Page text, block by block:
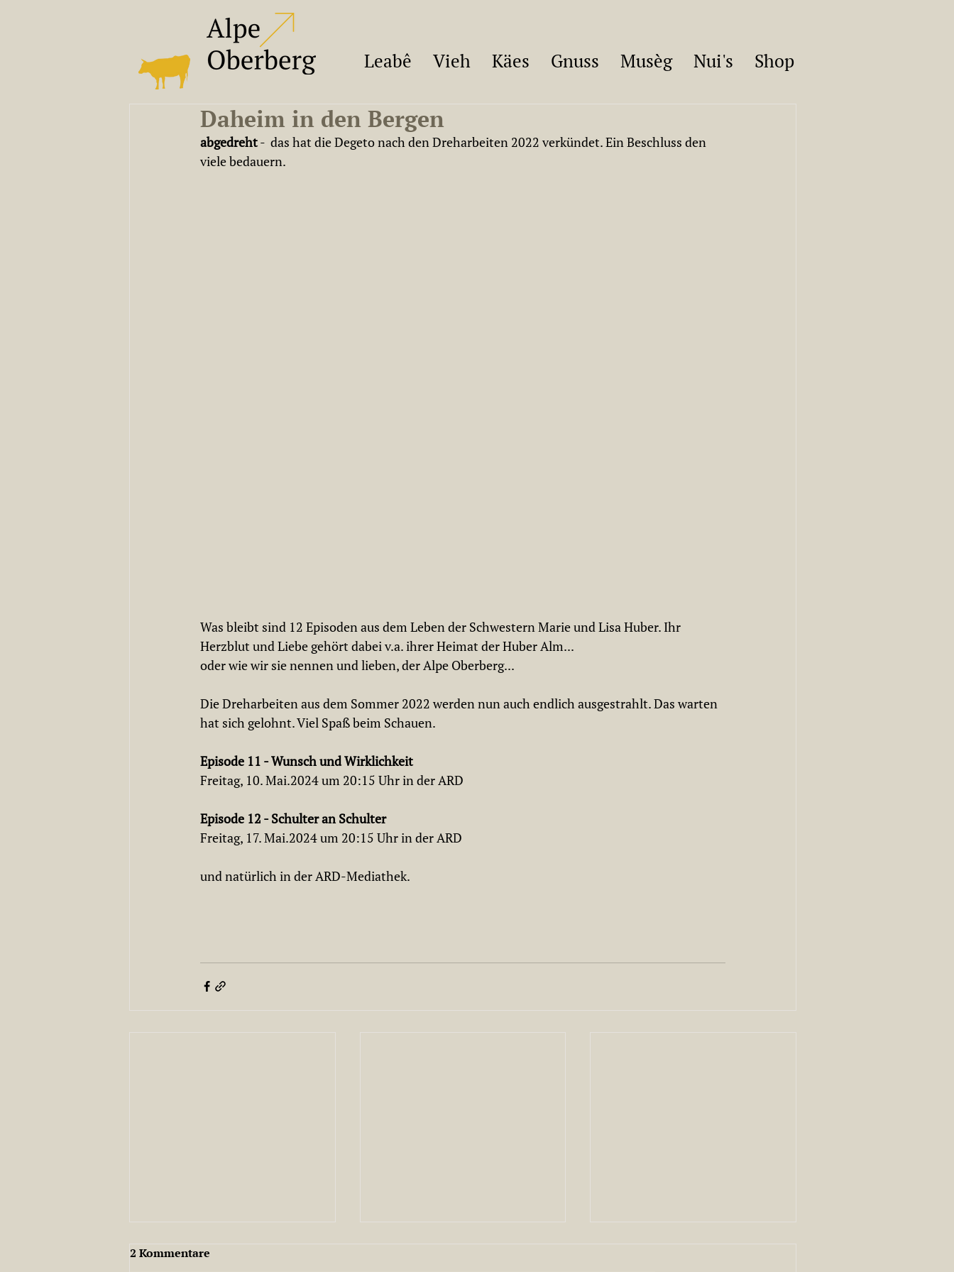
Leabê Vieh Käes Gnuss Musèg Nui's Shop
Daheim in den Bergen
abgedreht -  das hat die Degeto nach den Dreharbeiten 2022 verkündet. Ein Beschluss den
viele bedauern.
Was bleibt sind 12 Episoden aus dem Leben der Schwestern Marie und Lisa Huber. Ihr
Herzblut und Liebe gehört dabei v.a. ihrer Heimat der Huber Alm...
oder wie wir sie nennen und lieben, der Alpe Oberberg...
Die Dreharbeiten aus dem Sommer 2022 werden nun auch endlich ausgestrahlt. Das warten
hat sich gelohnt. Viel Spaß beim Schauen.
Episode 11 - Wunsch und Wirklichkeit
Freitag, 10. Mai.2024 um 20:15 Uhr in der ARD
Episode 12 - Schulter an Schulter
Freitag, 17. Mai.2024 um 20:15 Uhr in der ARD
und natürlich in der ARD-Mediathek.
2 Kommentare